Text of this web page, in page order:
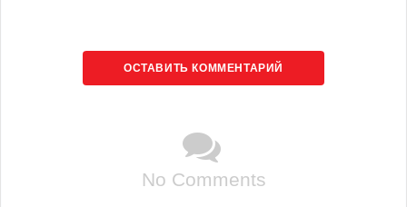
ОСТАВИТЬ КОММЕНТАРИЙ
No Comments